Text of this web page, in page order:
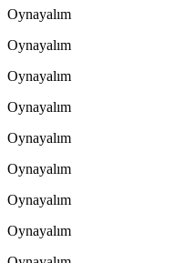
Oynayalım
Oynayalım
Oynayalım
Oynayalım
Oynayalım
Oynayalım
Oynayalım
Oynayalım